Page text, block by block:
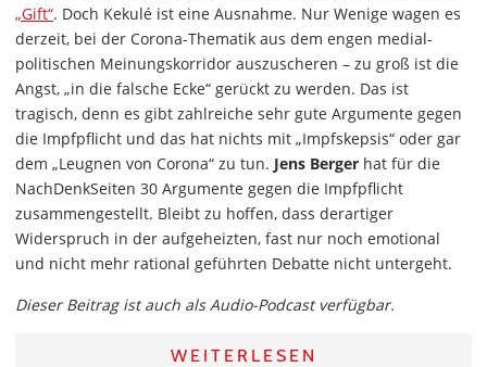
„Gift“. Doch Kekulé ist eine Ausnahme. Nur Wenige wagen es
derzeit, bei der Corona-Thematik aus dem engen medial-
politischen Meinungskorridor auszuscheren – zu groß ist die
Angst, „in die falsche Ecke“ gerückt zu werden. Das ist
tragisch, denn es gibt zahlreiche sehr gute Argumente gegen
die Impfpflicht und das hat nichts mit „Impfskepsis“ oder gar
dem „Leugnen von Corona“ zu tun. Jens Berger hat für die
NachDenkSeiten 30 Argumente gegen die Impfpflicht
zusammengestellt. Bleibt zu hoffen, dass derartiger
Widerspruch in der aufgeheizten, fast nur noch emotional
und nicht mehr rational geführten Debatte nicht untergeht.
Dieser Beitrag ist auch als Audio-Podcast verfügbar.
WEITERLESEN